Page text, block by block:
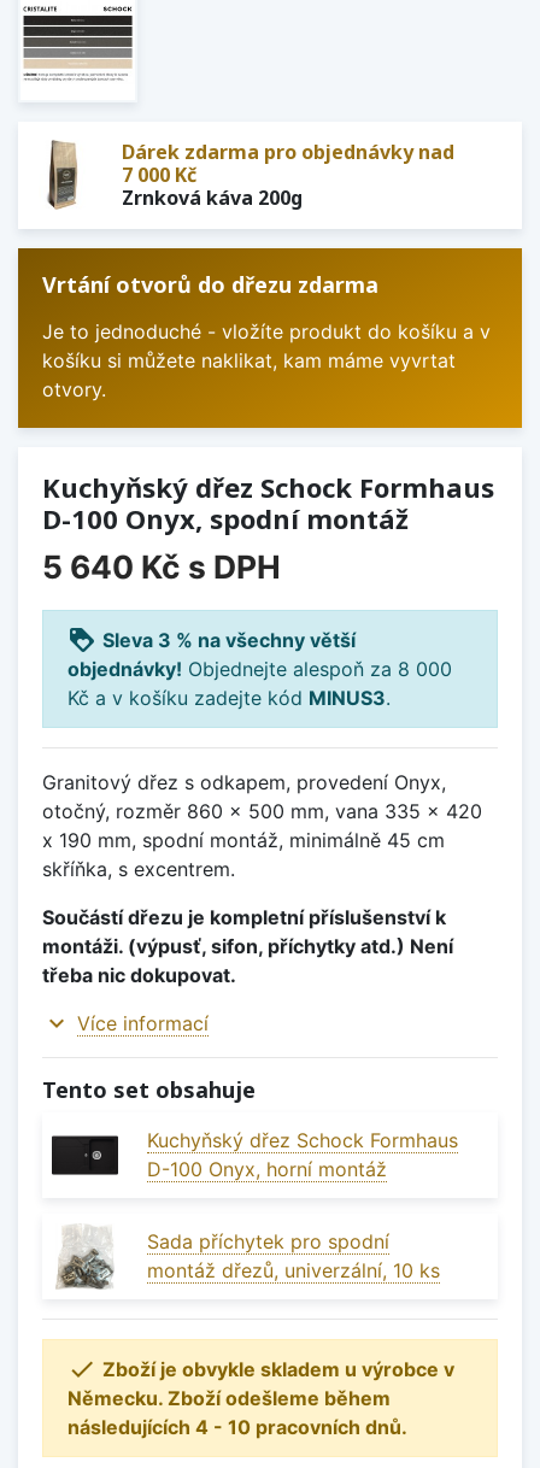
Dárek zdarma pro objednávky nad
7 000 Kč
Zrnková káva 200g
Vrtání otvorů do dřezu zdarma
Je to jednoduché - vložíte produkt do košíku a v
košíku si můžete naklikat, kam máme vyvrtat
otvory.
Kuchyňský dřez Schock Formhaus
D-100 Onyx, spodní montáž
5 640 Kč s DPH
loyalty Sleva 3 % na všechny větší
objednávky! Objednejte alespoň za 8 000
Kč a v košíku zadejte kód MINUS3.
Granitový dřez s odkapem, provedení Onyx,
otočný, rozměr 860 x 500 mm, vana 335 x 420
x 190 mm, spodní montáž, minimálně 45 cm
skříňka, s excentrem.
Součástí dřezu je kompletní příslušenství k
montáži. (výpusť, sifon, příchytky atd.) Není
třeba nic dokupovat.
expand_more Více informací
Tento set obsahuje
Kuchyňský dřez Schock Formhaus
D-100 Onyx, horní montáž
Sada příchytek pro spodní
montáž dřezů, univerzální, 10 ks
 Zboží je obvykle skladem u výrobce v
Německu. Zboží odešleme během
následujících 4 - 10 pracovních dnů.